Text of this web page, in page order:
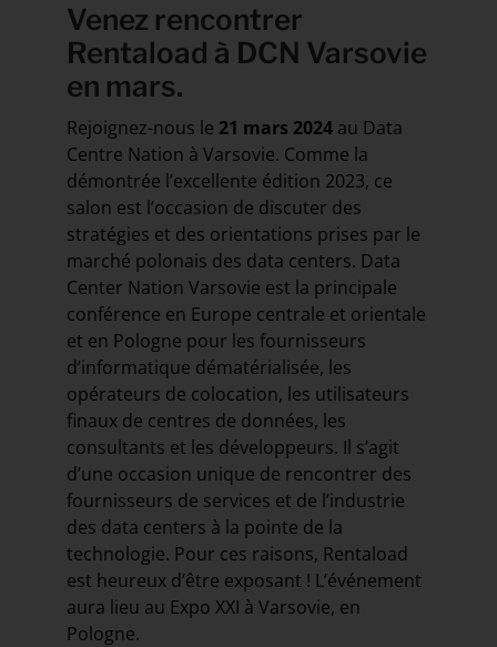
Venez rencontrer
Rentaload à DCN Varsovie
en mars.
Rejoignez-nous le 21 mars 2024 au Data
Centre Nation à Varsovie. Comme la
démontrée l’excellente édition 2023, ce
salon est l’occasion de discuter des
stratégies et des orientations prises par le
marché polonais des data centers. Data
Center Nation Varsovie est la principale
conférence en Europe centrale et orientale
et en Pologne pour les fournisseurs
d’informatique dématérialisée, les
opérateurs de colocation, les utilisateurs
finaux de centres de données, les
consultants et les développeurs. Il s’agit
d’une occasion unique de rencontrer des
fournisseurs de services et de l’industrie
des data centers à la pointe de la
technologie. Pour ces raisons, Rentaload
est heureux d’être exposant ! L’événement
aura lieu au Expo XXI à Varsovie, en
Pologne.